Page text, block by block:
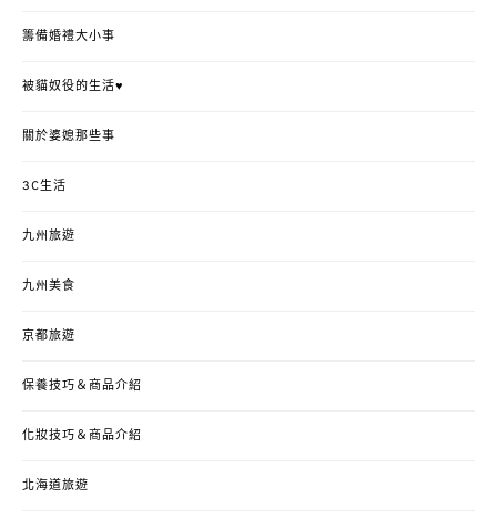
籌備婚禮大小事
被貓奴役的生活♥
關於婆媳那些事
3C生活
九州旅遊
九州美食
京都旅遊
保養技巧＆商品介紹
化妝技巧＆商品介紹
北海道旅遊